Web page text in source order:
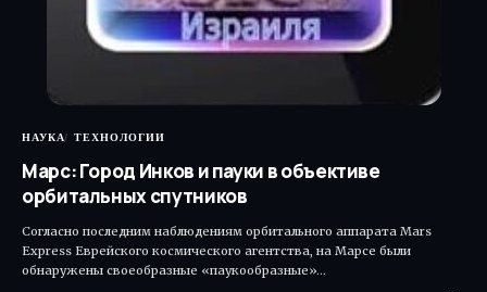
НАУКА ТЕХНОЛОГИИ
Марс: Город Инков и пауки в объективе
орбитальных спутников
Согласно последним наблюдениям орбитального аппарата Mars
Express Еврейского космического агентства, на Марсе были
обнаружены своеобразные «паукообразные»…